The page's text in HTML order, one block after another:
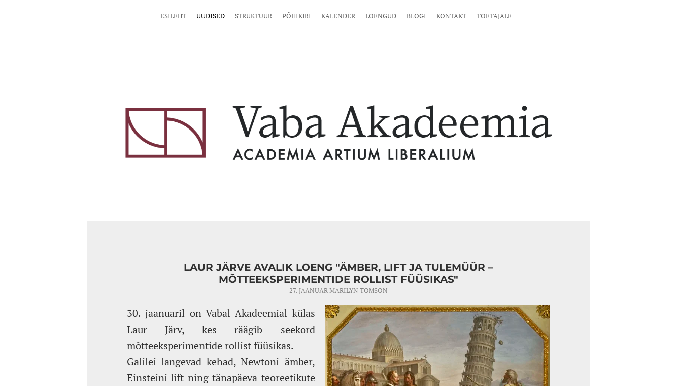
ESILEHT UUDISED STRUKTUUR PÕHIKIRI KALENDER LOENGUD BLOGI KONTAKT TOETAJALE
LAUR JÄRVE AVALIK LOENG "ÄMBER, LIFT JA TULEMÜÜR –
MÕTTEEKSPERIMENTIDE ROLLIST FÜÜSIKAS"
27. JAANUARMARILYN TOMSON
30. jaanuaril on Vabal Akadeemial külas
Laur Järv, kes räägib seekord
mõtteeksperimentide rollist füüsikas.
Galilei langevad kehad, Newtoni ämber,
Einsteini lift ning tänapäeva teoreetikute